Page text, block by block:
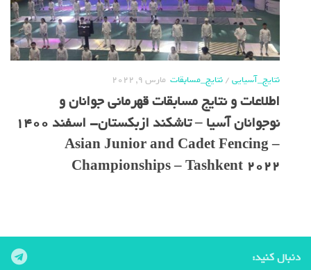
نتایج_آسیایی/نتایج_مسابقات مارس 9, 2022
اطلاعات و نتایج مسابقات قهرمانی جوانان و
نوجوانان آسیا – تاشکند ازبکستان- اسفند 1400
– Asian Junior and Cadet Fencing
Championships – Tashkent 2022
دنبال کنید: